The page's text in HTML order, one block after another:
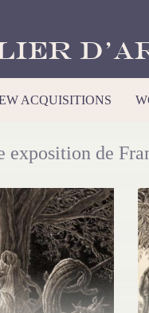
ACQUISITIONS
exposition de